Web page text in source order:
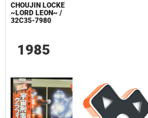
CHOUJIN LOCKE
~LORD LEON~ /
32C35-7980
1985